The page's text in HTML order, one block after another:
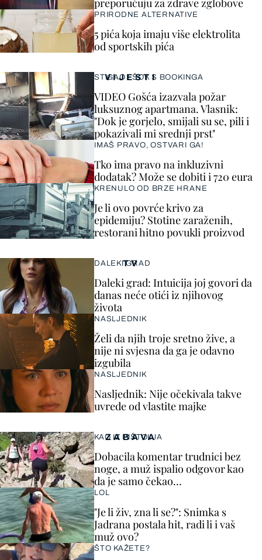
VIJESTI
STIGAO I ŠOK S BOOKINGA
VIDEO Gošća izazvala požar
luksuznog apartmana. Vlasnik:
"Dok je gorjelo, smijali su se, pili i
pokazivali mi srednji prst"
IMAŠ PRAVO, OSTVARI GA!
Tko ima pravo na inkluzivni
dodatak? Može se dobiti i 720 eura
KRENULO OD BRZE HRANE
Je li ovo povrće krivo za
epidemiju? Stotine zaraženih,
restorani hitno povukli proizvod
preporučuju za zdrave zglobove
PRIRODNE ALTERNATIVE
5 pića koja imaju više elektrolita
od sportskih pića
ZABAVA
KAO IZ PIŠTOLJA
Dobacila komentar trudnici bez
noge, a muž ispalio odgovor kao
da je samo čekao…
LOL
"Je li živ, zna li se?": Snimka s
Jadrana postala hit, radi li i vaš
muž ovo?
ŠTO KAŽETE?
TV
DALEKI GRAD
Daleki grad: Intuicija joj govori da
danas neće otići iz njihovog
života
NASLJEDNIK
Želi da njih troje sretno žive, a
nije ni svjesna da ga je odavno
izgubila
NASLJEDNIK
Nasljednik: Nije očekivala takve
uvrede od vlastite majke